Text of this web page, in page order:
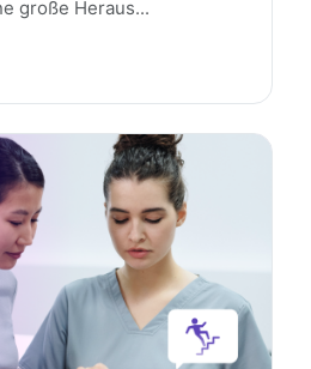
große Heraus...